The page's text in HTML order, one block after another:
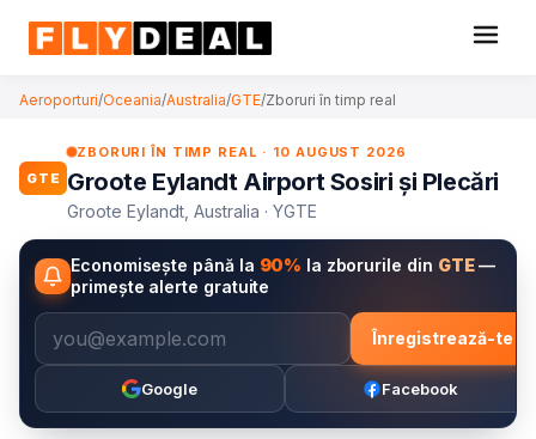
Aeroporturi/Oceania/Australia/GTE/Zboruri în timp real
GTE
ZBORURI ÎN TIMP REAL · 10 AUGUST 2026
Groote Eylandt Airport Sosiri și Plecări
Groote Eylandt, Australia · YGTE
Economisește până la 90% la zborurile din GTE—
primește alerte gratuite
Înregistrează-te
Google Facebook